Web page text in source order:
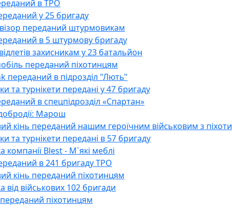
в ТРО
у 25 бригаду
переданий штурмовикам
в 5 штурмову бригаду
захисникам у 23 батальйон
переданий піхотинцям
переданий в підрозділ "Лють"
та турнікети передані у 47 бригаду
в спецпідрозділ «Спартан»
Марош
кінь переданий нашим героїчним військовим з піхоти
та турнікети передані в 57 бригаду
компанії Blest - М`які меблі
в 241 бригаду ТРО
кінь переданий піхотинцям
від військових 102 бригади
піхотинцям